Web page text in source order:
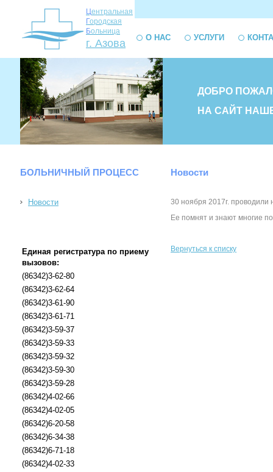
Центральная
Городская
Больница
г. Азова О НАС УСЛУГИ
ДОБРО
НА САЙТ
БОЛЬНИЧНЫЙ ПРОЦЕСС
Новости
Единая регистратура по приему
вызовов:
(86342)3-62-80
(86342)3-62-64
(86342)3-61-90
(86342)3-61-71
(86342)3-59-37
(86342)3-59-33
(86342)3-59-32
(86342)3-59-30
(86342)3-59-28
(86342)4-02-66
(86342)4-02-05
(86342)6-20-58
(86342)6-34-38
(86342)6-71-18
(86342)4-02-33
Новости
30 ноября 2017г.
Ее помнят и знают многие
Вернуться к списку